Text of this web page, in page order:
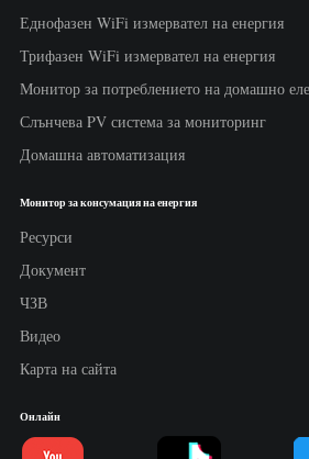
Еднофазен WiFi измервател на енергия
Трифазен WiFi измервател на енергия
Монитор за потреблението на домашно
Слънчева PV система за мониторинг
Домашна автоматизация
Монитор за консумация на енергия
Ресурси
Документ
ЧЗВ
Видео
Карта на сайта
Онлайн